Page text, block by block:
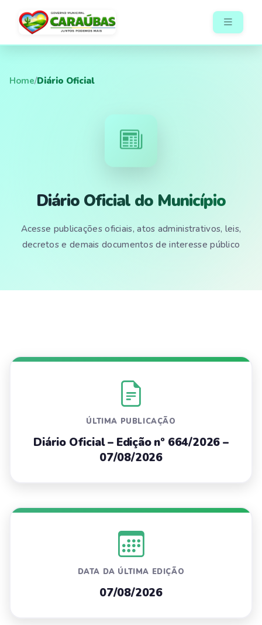
Home/Diário Oficial
Diário Oficial do Município
Acesse publicações oficiais, atos administrativos, leis,
decretos e demais documentos de interesse público
ÚLTIMA PUBLICAÇÃO
Diário Oficial – Edição nº 664/2026 –
07/08/2026
DATA DA ÚLTIMA EDIÇÃO
07/08/2026